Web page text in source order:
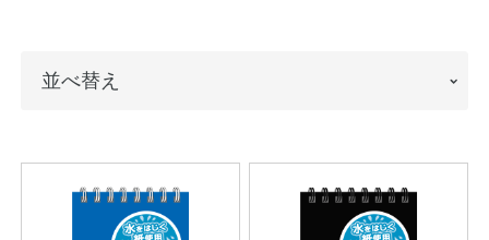
工場フォトツアー
公式オンラインショップ
え
並べ替え